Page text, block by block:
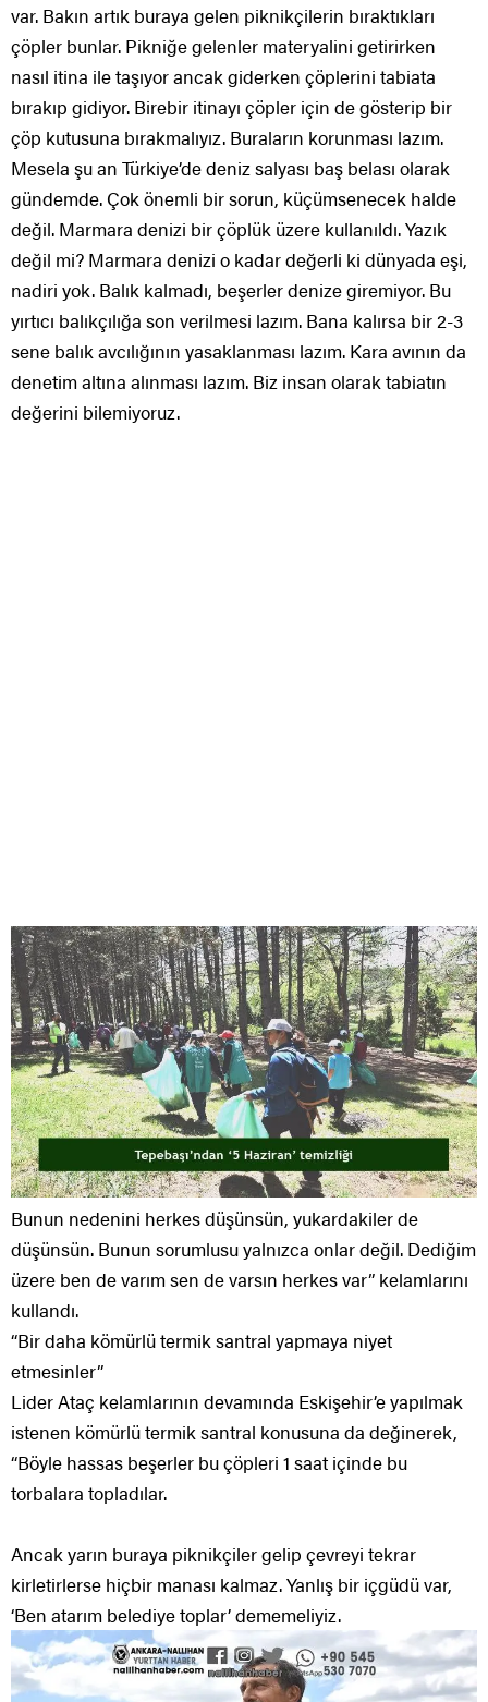
var. Bakın artık buraya gelen piknikçilerin bıraktıkları
çöpler bunlar. Pikniğe gelenler materyalini getirirken
nasıl itina ile taşıyor ancak giderken çöplerini tabiata
bırakıp gidiyor. Birebir itinayı çöpler için de gösterip bir
çöp kutusuna bırakmalıyız. Buraların korunması lazım.
Mesela şu an Türkiye’de deniz salyası baş belası olarak
gündemde. Çok önemli bir sorun, küçümsenecek halde
değil. Marmara denizi bir çöplük üzere kullanıldı. Yazık
değil mi? Marmara denizi o kadar değerli ki dünyada eşi,
nadiri yok. Balık kalmadı, beşerler denize giremiyor. Bu
yırtıcı balıkçılığa son verilmesi lazım. Bana kalırsa bir 2-3
sene balık avcılığının yasaklanması lazım. Kara avının da
denetim altına alınması lazım. Biz insan olarak tabiatın
değerini bilemiyoruz.
Bunun nedenini herkes düşünsün, yukardakiler de
düşünsün. Bunun sorumlusu yalnızca onlar değil. Dediğim
üzere ben de varım sen de varsın herkes var” kelamlarını
kullandı.
“Bir daha kömürlü termik santral yapmaya niyet
etmesinler”
Lider Ataç kelamlarının devamında Eskişehir’e yapılmak
istenen kömürlü termik santral konusuna da değinerek,
“Böyle hassas beşerler bu çöpleri 1 saat içinde bu
torbalara topladılar.
Ancak yarın buraya piknikçiler gelip çevreyi tekrar
kirletirlerse hiçbir manası kalmaz. Yanlış bir içgüdü var,
‘Ben atarım belediye toplar’ dememeliyiz.